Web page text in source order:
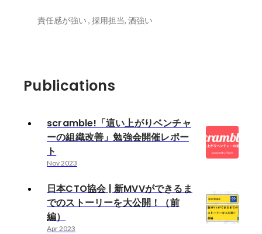
責任感が強い , 採用担当, 酒強い
Publications
scramble!「這い上がりベンチャ
ーの組織改善」勉強会開催レポー
ト
Nov 2023
日本CTO協会 | 新MVVができるま
でのストーリーを大公開！（前
編）
Apr 2023